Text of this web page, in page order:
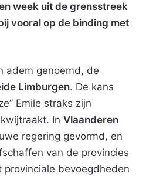
week uit de grensstreek
vooral op de binding met
adem genoemd, de
Limburgen. De kans
Emile straks zijn
In Vlaanderen
regering gevormd, en
van de provincies
provinciale bevoegdheden